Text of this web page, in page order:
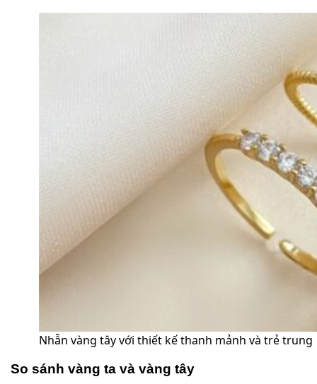
Nhẫn vàng tây với thiết kế thanh mảnh và trẻ trung
So sánh vàng ta và vàng tây